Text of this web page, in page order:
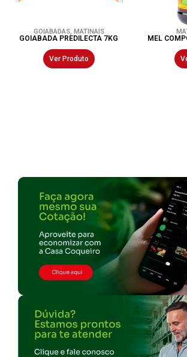
GOIABADAS, MATINAIS
GOIABADA PREDILECTA 7KG
Ver Produto
MEL